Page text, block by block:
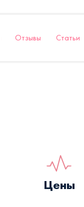
Отзывы Статьи
Цены